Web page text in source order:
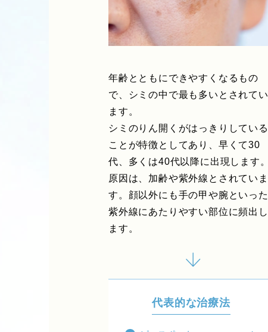
年齢とともにできやすくなるもの
で、シミの中で最も多いとされてい
ます。
シミのりん開くがはっきりしている
ことが特徴としてあり、早くて30
代、多くは40代以降に出現します。
原因は、加齢や紫外線とされていま
す。顔以外にも手の甲や腕といった
紫外線にあたりやすい部位に頻出し
ます。
代表的な治療法